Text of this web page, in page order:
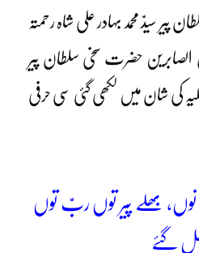
پیر سیدّ محمد بہادر علی شاہ رحمتہ
الصابرین حضرت سخی سلطان پیر
علیہ کی شان میں لکھی گئی سی حرفی
بھلے پیر توں ربّ توں
گئے